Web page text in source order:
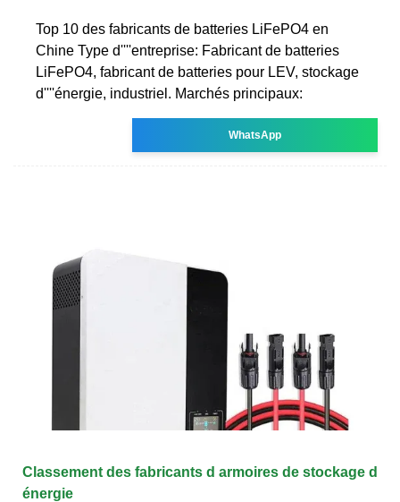
Top 10 des fabricants de batteries LiFePO4 en
Chine Type d''''entreprise: Fabricant de batteries
LiFePO4, fabricant de batteries pour LEV, stockage
d''''énergie, industriel. Marchés principaux:
WhatsApp
Classement des fabricants d armoires de stockage d
énergie